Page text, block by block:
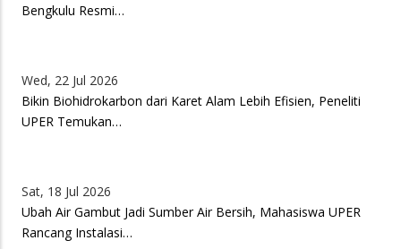
Bengkulu Resmi…
Wed, 22 Jul 2026
Bikin Biohidrokarbon dari Karet Alam Lebih Efisien, Peneliti
UPER Temukan…
Sat, 18 Jul 2026
Ubah Air Gambut Jadi Sumber Air Bersih, Mahasiswa UPER
Rancang Instalasi…